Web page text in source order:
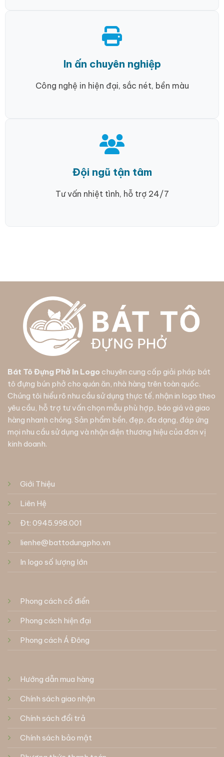
In ấn chuyên nghiệp
Công nghệ in hiện đại, sắc nét, bền màu
Đội ngũ tận tâm
Tư vấn nhiệt tình, hỗ trợ 24/7
Bát Tô Đựng Phở In Logo chuyên cung cấp giải pháp bát
tô đựng bún phở cho quán ăn, nhà hàng trên toàn quốc.
Chúng tôi hiểu rõ nhu cầu sử dụng thực tế, nhận in logo theo
yêu cầu, hỗ trợ tư vấn chọn mẫu phù hợp, báo giá và giao
hàng nhanh chóng. Sản phẩm bền, đẹp, đa dạng, đáp ứng
mọi nhu cầu sử dụng và nhận diện thương hiệu của đơn vị
kinh doanh.
Giới Thiệu
Liên Hệ
Đt: 0945.998.001
lienhe@battodungpho.vn
In logo số lượng lớn
Phong cách cổ điển
Phong cách hiện đại
Phong cách Á Đông
Hướng dẫn mua hàng
Chính sách giao nhận
Chính sách đổi trả
Chính sách bảo mật